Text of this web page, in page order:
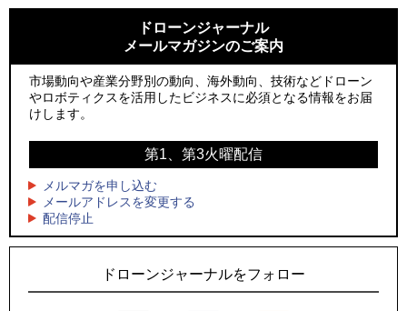
ーンが採択、国産機で量産調達を目指す
飛んだドローン、飛ばなかったドローン
ドローンとナイトバブルが競演、「花園ドローンショーフェ
スタ2026」10/3、4開催
水面から離着水できる「HOVERAir AQUA」を実機レビュー、
水上アクティビティを自動追尾で撮影
レーシングカーの製造技術をドローンへ、トピアが大型機と
量産構想を公開
ン」とドローンショーによる新演出を実施
防衛装備庁「迎撃ドローン早期取得プログラム」にテラドロ
ーンが採択、国産機で量産調達を目指す
サザンビーチちがさき花火大会で「復活の花火」打ち上げ、
ロボデックス、2時間超の飛行を目指す新型水素燃料電池ドロ
ーンを公開
防衛だけではない、測量から屋内点検まで展開するテラドロ
ーンのソリューション
ドローンジャーナル
メールマガジンのご案内
市場動向や産業分野別の動向、海外動向、技術などドローン
やロボティクスを活用したビジネスに必須となる情報をお届
けします。
第1、第3火曜配信
メルマガを申し込む
メールアドレスを変更する
配信停止
ドローンジャーナルをフォロー